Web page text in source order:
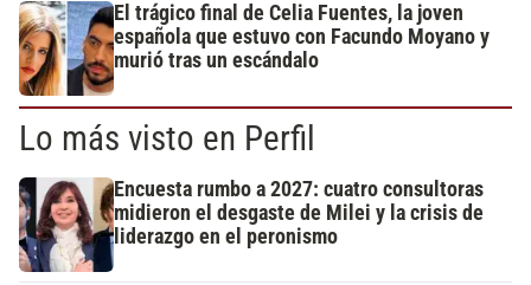
El trágico final de Celia Fuentes, la joven
española que estuvo con Facundo Moyano y
murió tras un escándalo
Lo más visto en Perfil
Encuesta rumbo a 2027: cuatro consultoras
midieron el desgaste de Milei y la crisis de
liderazgo en el peronismo